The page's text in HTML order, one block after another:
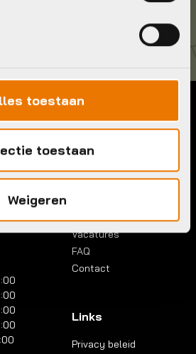
toestaan
toestaan
Weigeren
8B
Menu
Account
Service pakket
Werkplaats
Vacatures
FAQ
Contact
Links
Privacy beleid